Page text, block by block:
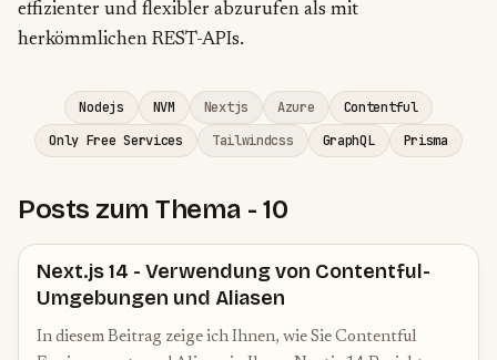
effizienter und flexibler abzurufen als mit
herkömmlichen REST-APIs.
Nodejs NVM Nextjs Azure
Contentful
Only Free Services
Tailwindcss GraphQL Prisma
Posts zum Thema -10
Next.js 14 - Verwendung von Contentful-
Umgebungen und Aliasen
In diesem Beitrag zeige ich Ihnen, wie Sie Contentful